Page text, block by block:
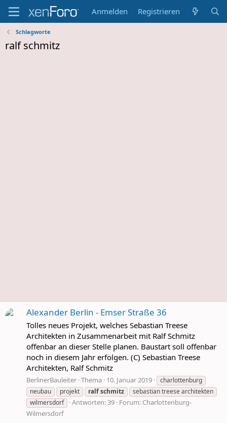
Anmelden Registrieren
Schlagworte
ralf schmitz
Alexander Berlin - Emser Straße 36
Tolles neues Projekt, welches Sebastian Treese
Architekten in Zusammenarbeit mit Ralf Schmitz
offenbar an dieser Stelle planen. Baustart soll offenbar
noch in diesem Jahr erfolgen. (C) Sebastian Treese
Architekten, Ralf Schmitz
BerlinerBauleiter Thema 10. Januar 2019
charlottenburg
neubau
projekt ralfschmitz
sebastian treese architekten
wilmersdorf
Antworten: 39 Forum: Charlottenburg-
Wilmersdorf